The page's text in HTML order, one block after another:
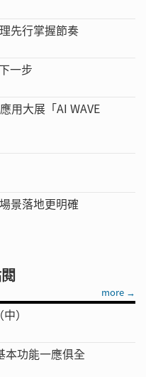
先行掌握節奏
一步
用大展「AI WAVE
景落地更明確
more →
）
本功能一應俱全